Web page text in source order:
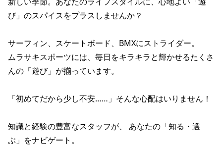
ニュース
ムラサキスポーツ 公式アプリ
ポイント・クーポンもこのアプリで！
び」のスパイスをプラスしませんか？
サーフィン、スケートボード、BMXにストライダー。
ムラサキスポーツには、毎日をキラキラと輝かせるたくさ
んの「遊び」が揃っています。
「初めてだから少し不安……」そんな心配はいりません！
知識と経験の豊富なスタッフが、 あなたの「知る・選
ぶ」をナビゲート。